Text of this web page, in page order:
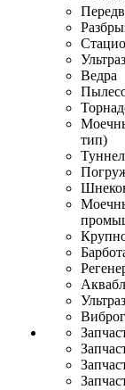
Ведра
тип)